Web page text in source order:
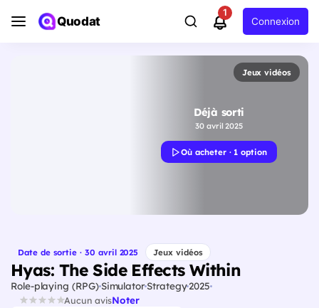
Quodat
1
Connexion
Jeux vidéos
Déjà sorti
30 avril 2025
Où acheter · 1 option
Date de sortie · 30 avril 2025 Jeux vidéos
Hyas: The Side Effects Within
Role-playing (RPG)Simulator Strategy 2025
Aucun avisNoter